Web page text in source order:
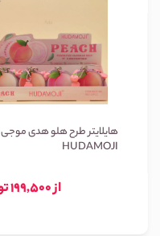
هایلایتر طرح هلو هدی موجی
HUDAMOJI
از 199,500 تومان